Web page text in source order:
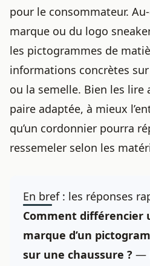
pour le consommateur.
marque ou du logo
les pictogrammes de
informations concrètes
ou la semelle. Bien les lire
paire adaptée, à mieux
qu’un cordonnier pourra
ressemeler selon les
En bref : les réponses
Comment différencier
marque d’un
sur une chaussure ? —